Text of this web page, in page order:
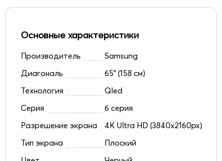
Основные характеристики
Производитель
Samsung
Диагональ
65" (158 см)
Технология
Qled
Серия
6 серия
Разрешение экрана
4K Ultra HD (3840x2160px)
Тип экрана
Плоский